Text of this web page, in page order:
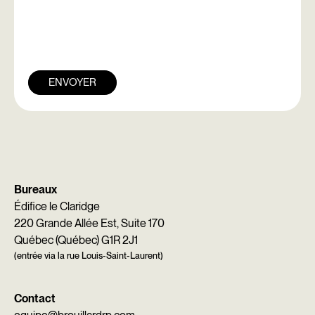
ENVOYER
Bureaux
Édifice le Claridge
220 Grande Allée Est, Suite 170
Québec (Québec) G1R 2J1
(entrée via la rue Louis-Saint-Laurent)
Contact